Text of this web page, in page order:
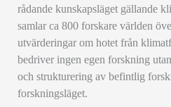
rådande kunskapsläget gällande
samlar ca 800 forskare världen
utvärderingar om hotet från
bedriver ingen egen forskning
och strukturering av befintlig
forskningsläget.